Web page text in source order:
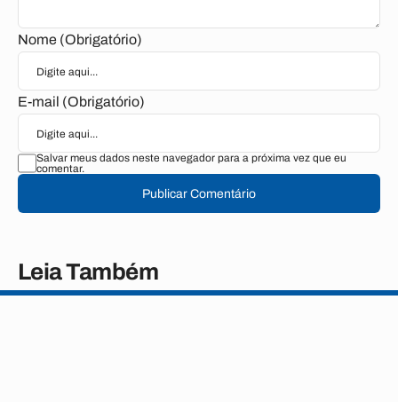
Nome (Obrigatório)
E-mail (Obrigatório)
Salvar meus dados neste navegador para a próxima vez que eu
comentar.
Publicar Comentário
Leia Também